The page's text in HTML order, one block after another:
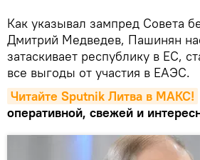
Как указывал зампред Совета
Дмитрий Медведев, Пашинян
затаскивает республику в ЕС,
все выгоды от участия в ЕАЭС.
Читайте Sputnik Литва в MAКС!
оперативной, свежей и